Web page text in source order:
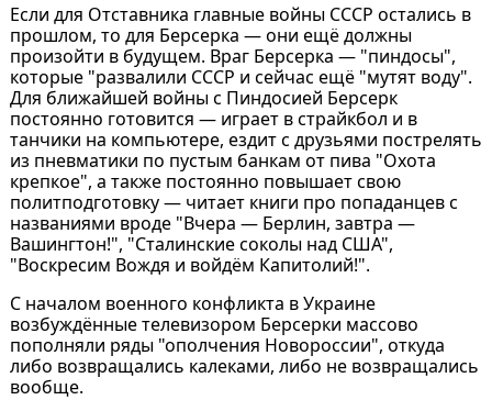
Если для Отставника главные войны СССР остались в
прошлом, то для Берсерка — они ещё должны
произойти в будущем. Враг Берсерка — "пиндосы",
которые "развалили СССР и сейчас ещё "мутят воду".
Для ближайшей войны с Пиндосией Берсерк
постоянно готовится — играет в страйкбол и в
танчики на компьютере, ездит с друзьями пострелять
из пневматики по пустым банкам от пива "Охота
крепкое", а также постоянно повышает свою
политподготовку — читает книги про попаданцев с
названиями вроде "Вчера — Берлин, завтра —
Вашингтон!", "Сталинские соколы над США",
"Воскресим Вождя и войдём Капитолий!".
С началом военного конфликта в Украине
возбуждённые телевизором Берсерки массово
пополняли ряды "ополчения Новороссии", откуда
либо возвращались калеками, либо не возвращались
вообще.